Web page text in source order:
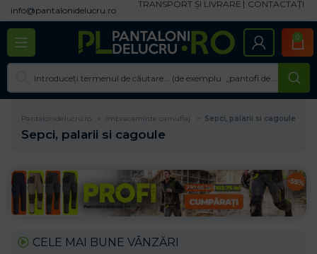
info@pantalonidelucru.ro
TRANSPORT ȘI LIVRARE CONTACTAȚI
0
Pantalonidelucru.ro Imbracaminte camuflaj Sepci, palarii si cagoule
Sepci, palarii si cagoule
CELE MAI BUNE VÂNZĂRI